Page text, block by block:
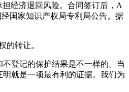
经济退回风险。合同签订后，A
国家知识产权局专利局公告。据
的转让。
登记的保护结果是不一样的。当
就是一项最有利的证据。我们为